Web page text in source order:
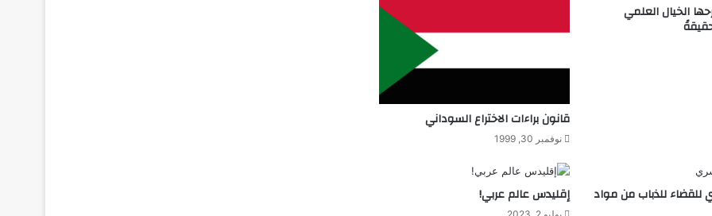
ل
ر
طرحها الخيال العلمي
قانون براءات الاختراع السوداني
نوفمبر 30, 1999
للقضاء للذباب من مواد إقليدس عالم عربي!